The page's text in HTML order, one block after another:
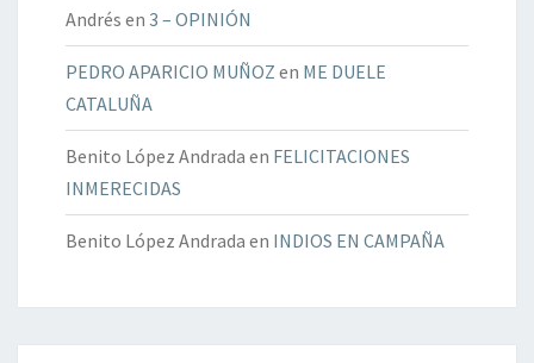
Andrés en 3 – OPINIÓN
PEDRO APARICIO MUÑOZ en ME DUELE
CATALUÑA
Benito López Andrada en FELICITACIONES
INMERECIDAS
Benito López Andrada en INDIOS EN CAMPAÑA